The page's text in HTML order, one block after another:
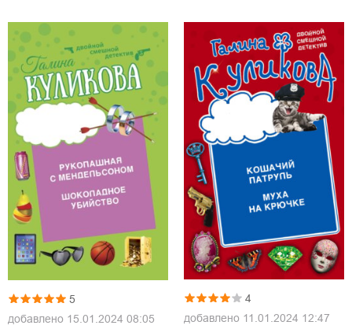
5
добавлено 15.01.2024 08:05
4
добавлено 11.01.2024 12:47